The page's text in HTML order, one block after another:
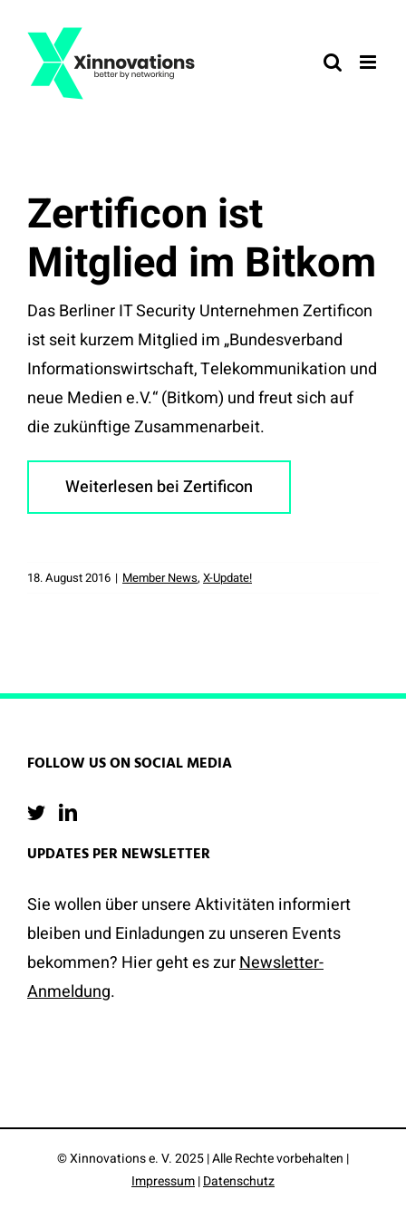
Inhalt
springen
Zertificon ist
Mitglied im Bitkom
Das Berliner IT Security Unternehmen Zertificon
ist seit kurzem Mitglied im „Bundesverband
Informationswirtschaft, Telekommunikation und
neue Medien e.V.“ (Bitkom) und freut sich auf
die zukünftige Zusammenarbeit.
Weiterlesen bei Zertificon
18. August 2016 | Member News, X-Update!
FOLLOW US ON SOCIAL MEDIA
UPDATES PER NEWSLETTER
Sie wollen über unsere Aktivitäten informiert
bleiben und Einladungen zu unseren Events
bekommen? Hier geht es zurNewsletter-
Anmeldung.
© Xinnovations e. V. 2025 | Alle Rechte vorbehalten |
Impressum|Datenschutz